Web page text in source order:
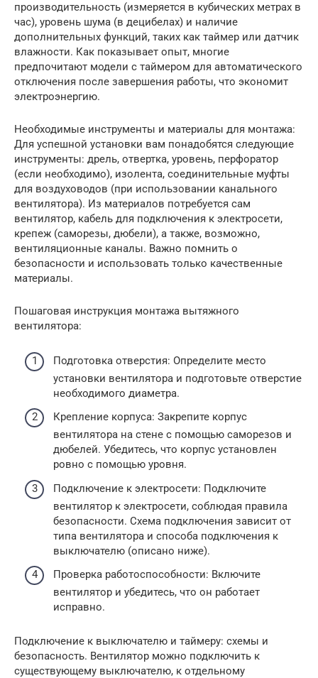
производительность (измеряется в кубических метрах в
час), уровень шума (в децибелах) и наличие
дополнительных функций, таких как таймер или датчик
влажности. Как показывает опыт, многие
предпочитают модели с таймером для автоматического
отключения после завершения работы, что экономит
электроэнергию.
Необходимые инструменты и материалы для монтажа:
Для успешной установки вам понадобятся следующие
инструменты: дрель, отвертка, уровень, перфоратор
(если необходимо), изолента, соединительные муфты
для воздуховодов (при использовании канального
вентилятора). Из материалов потребуется сам
вентилятор, кабель для подключения к электросети,
крепеж (саморезы, дюбели), а также, возможно,
вентиляционные каналы. Важно помнить о
безопасности и использовать только качественные
материалы.
Пошаговая инструкция монтажа вытяжного
вентилятора:
Подготовка отверстия: Определите место
установки вентилятора и подготовьте отверстие
необходимого диаметра.
Крепление корпуса: Закрепите корпус
вентилятора на стене с помощью саморезов и
дюбелей. Убедитесь, что корпус установлен
ровно с помощью уровня.
Подключение к электросети: Подключите
вентилятор к электросети, соблюдая правила
безопасности. Схема подключения зависит от
типа вентилятора и способа подключения к
выключателю (описано ниже).
Проверка работоспособности: Включите
вентилятор и убедитесь, что он работает
исправно.
Подключение к выключателю и таймеру: схемы и
безопасность. Вентилятор можно подключить к
существующему выключателю, к отдельному